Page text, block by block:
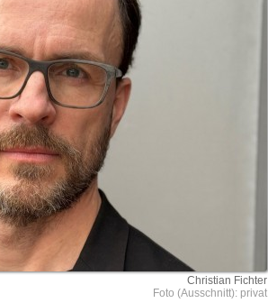
Christian Fichter
Foto (Ausschnitt): privat